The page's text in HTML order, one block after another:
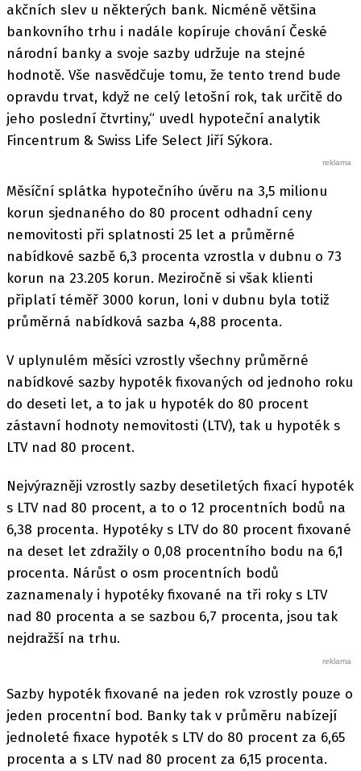
akčních slev u některých bank. Nicméně většina
bankovního trhu i nadále kopíruje chování České
národní banky a svoje sazby udržuje na stejné
hodnotě. Vše nasvědčuje tomu, že tento trend bude
opravdu trvat, když ne celý letošní rok, tak určitě do
jeho poslední čtvrtiny,“ uvedl hypoteční analytik
Fincentrum & Swiss Life Select Jiří Sýkora.
Měsíční splátka hypotečního úvěru na 3,5 milionu
korun sjednaného do 80 procent odhadní ceny
nemovitosti při splatnosti 25 let a průměrné
nabídkové sazbě 6,3 procenta vzrostla v dubnu o 73
korun na 23.205 korun. Meziročně si však klienti
připlatí téměř 3000 korun, loni v dubnu byla totiž
průměrná nabídková sazba 4,88 procenta.
V uplynulém měsíci vzrostly všechny průměrné
nabídkové sazby hypoték fixovaných od jednoho roku
do deseti let, a to jak u hypoték do 80 procent
zástavní hodnoty nemovitosti (LTV), tak u hypoték s
LTV nad 80 procent.
Nejvýrazněji vzrostly sazby desetiletých fixací hypoték
s LTV nad 80 procent, a to o 12 procentních bodů na
6,38 procenta. Hypotéky s LTV do 80 procent fixované
na deset let zdražily o 0,08 procentního bodu na 6,1
procenta. Nárůst o osm procentních bodů
zaznamenaly i hypotéky fixované na tři roky s LTV
nad 80 procenta a se sazbou 6,7 procenta, jsou tak
nejdražší na trhu.
Sazby hypoték fixované na jeden rok vzrostly pouze o
jeden procentní bod. Banky tak v průměru nabízejí
jednoleté fixace hypoték s LTV do 80 procent za 6,65
procenta a s LTV nad 80 procent za 6,15 procenta.